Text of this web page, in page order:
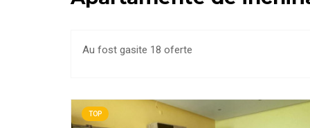
Au fost gasite 18 oferte
TOP